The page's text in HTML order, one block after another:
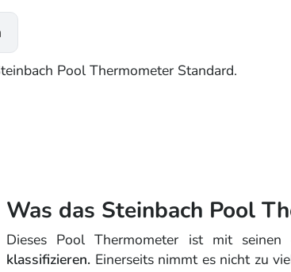
Pool Thermometer Standard.
Was das Steinbach Pool
Dieses Pool Thermometer ist mit
klassifizieren. Einerseits nimmt es nicht zu